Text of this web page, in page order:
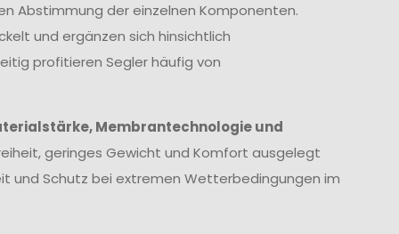
Abstimmung der einzelnen Komponenten.
und ergänzen sich hinsichtlich
profitieren Segler häufig von
Membrantechnologie und
geringes Gewicht und Komfort ausgelegt
und Schutz bei extremen Wetterbedingungen im